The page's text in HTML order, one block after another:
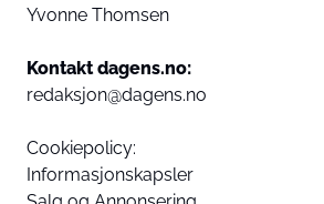
Yvonne Thomsen
Kontakt dagens.no:
redaksjon@dagens.no
Cookiepolicy:
Informasjonskapsler